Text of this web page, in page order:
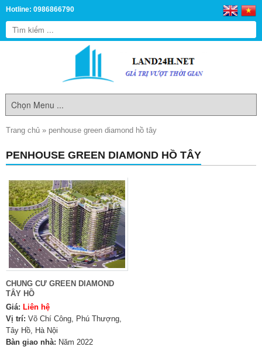
Hotline: 0986866790
Trang chủ » penhouse green diamond hồ tây
PENHOUSE GREEN DIAMOND HỒ TÂY
CHUNG CƯ GREEN DIAMOND
TÂY HỒ
Giá: Liên hệ
Vị trí: Võ Chí Công, Phú Thượng,
Tây Hồ, Hà Nội
Bàn giao nhà: Năm 2022